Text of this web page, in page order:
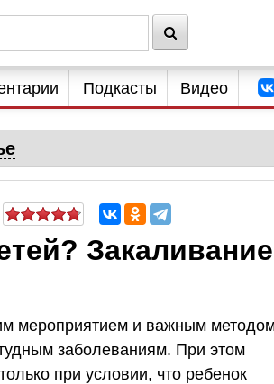
Подкасты Видео
Закаливание
мероприятием и важным
заболеваниям. При этом
при условии, что ребенок